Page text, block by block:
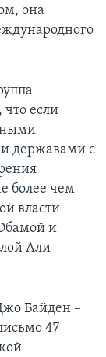
она
что если
державами с
более чем
власти
и
Али
Байден –
47